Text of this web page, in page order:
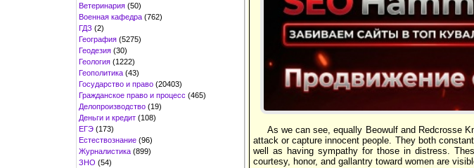
Ветеринария (50)
Военная кафедра (762)
ГДЗ (2)
География (5275)
Геодезия (30)
Геология (1222)
Геополитика (43)
Государство и право (20403)
Гражданское право и процесс (465)
Делопроизводство (19)
Деньги и кредит (108)
ЕГЭ (173)
Естествознание (96)
Журналистика (899)
ЗНО (54)
As we can see, equally Beowulf and Redcrosse
attack or capture innocent people. They both
well as having sympathy for those in distress.
courtesy, honor, and gallantry toward women are